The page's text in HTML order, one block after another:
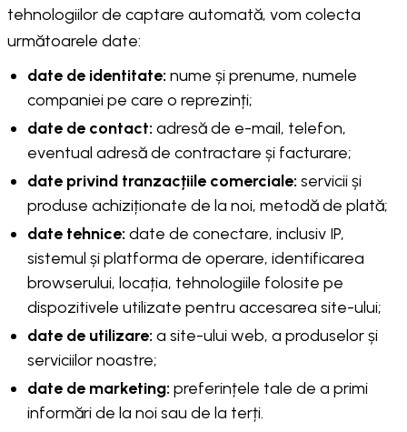
tehnologiilor de captare automată, vom colecta
următoarele date:
date de identitate: nume și prenume, numele
companiei pe care o reprezinți;
date de contact: adresă de e-mail, telefon,
eventual adresă de contractare și facturare;
date privind tranzacțiile comerciale: servicii și
produse achiziționate de la noi, metodă de plată;
date tehnice: date de conectare, inclusiv IP,
sistemul și platforma de operare, identificarea
browserului, locația, tehnologiile folosite pe
dispozitivele utilizate pentru accesarea site-ului;
date de utilizare: a site-ului web, a produselor și
serviciilor noastre;
date de marketing: preferințele tale de a primi
informări de la noi sau de la terți.